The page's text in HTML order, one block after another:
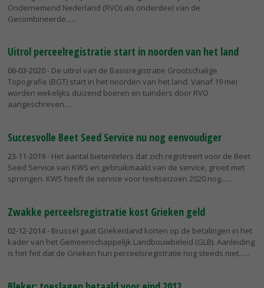
Ondernemend Nederland (RVO) als onderdeel van de
Gecombineerde...
Uitrol perceelregistratie start in noorden van het land
06-03-2020- De uitrol van de Basisregistratie Grootschalige
Topografie (BGT) start in het noorden van het land. Vanaf 19 mei
worden wekelijks duizend boeren en tuinders door RVO
aangeschreven.
Succesvolle Beet Seed Service nu nog eenvoudiger
23-11-2019- Het aantal bietentelers dat zich registreert voor de Beet
Seed Service van KWS en gebruikmaakt van de service, groeit met
sprongen. KWS heeft de service voor teeltseizoen 2020 nog...
Zwakke perceelsregistratie kost Grieken geld
02-12-2014- Brussel gaat Griekenland korten op de betalingen in het
kader van het Gemeenschappelijk Landbouwbeleid (GLB). Aanleiding
is het feit dat de Grieken hun perceelsregistratie nog steeds niet...